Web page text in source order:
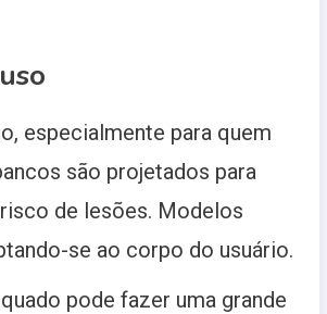
especialmente para quem
são projetados para
de lesões. Modelos
se ao corpo do usuário.
pode fazer uma grande